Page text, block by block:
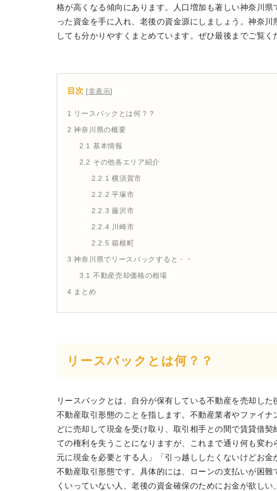
格が高くなる傾向にあります。人口増加も著しい神奈川県
った資金を手に入れ、老後の資金源にしましょう。神奈
しても分かりやすくまとめています。ぜひ最後までご覧く
目次 [非表示]
1 リースバックとは何？？
2 神奈川県の概要
2.1 基本情報
2.2 その他各エリア紹介
2.2.1 横須賀市
2.2.2 平塚市
2.2.3 藤沢市
2.2.4 川崎市
2.2.5 箱根町
3 神奈川県でリースバックすると・・
3.1 不動産売却価格の相場
4 まとめ
リースバックとは何？？
リースバックとは、自分が保有している不動産を売却し
不動産取引形態のことを指します。不動産業者やファイ
どに売却して現金を受け取り、取引相手との間で賃貸借
ての権利を失うことになりますが、これまで通り何も変
元に現金を必要とする人」「引っ越ししたくないけどお
不動産取引形態です。具体的には、ローンの支払いが困難
くいっていない人、老後の資金確保のためにお金が欲し